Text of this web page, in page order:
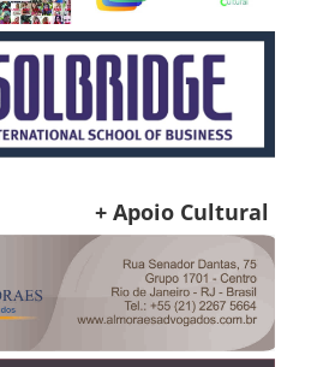
+ Apoio Cultural